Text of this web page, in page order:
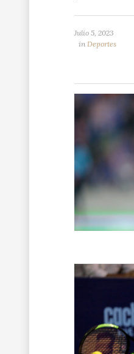
Julio 5, 2023
in Deportes